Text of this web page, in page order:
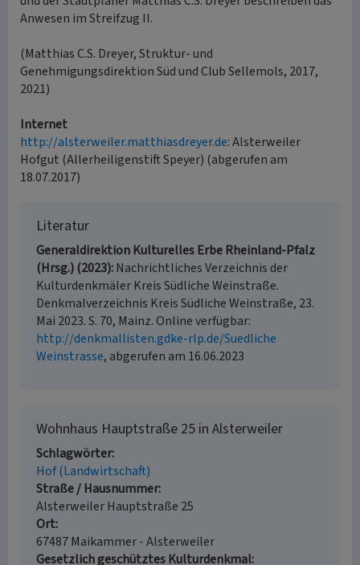
Anwesen im Streifzug II.
(Matthias C.S. Dreyer, Struktur- und
Genehmigungsdirektion Süd und Club Sellemols, 2017,
2021)
Internet
http://alsterweiler.matthiasdreyer.de: Alsterweiler
Hofgut (Allerheiligenstift Speyer) (abgerufen am
18.07.2017)
Literatur
Generaldirektion Kulturelles Erbe Rheinland-Pfalz
(Hrsg.) (2023) Nachrichtliches Verzeichnis der
Kulturdenkmäler Kreis Südliche Weinstraße.
Denkmalverzeichnis Kreis Südliche Weinstraße, 23.
Mai 2023. S. 70, Mainz. Online verfügbar:
http://denkmallisten.gdke-rlp.de/Suedliche
Weinstrasse, abgerufen am 16.06.2023
Wohnhaus Hauptstraße 25 in Alsterweiler
Schlagwörter
Hof (Landwirtschaft)
Straße / Hausnummer
Alsterweiler Hauptstraße 25
Ort
67487 Maikammer - Alsterweiler
Gesetzlich geschütztes Kulturdenkmal